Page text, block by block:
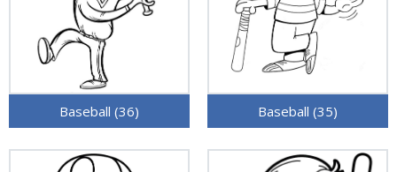
Baseball (36) Baseball (35)